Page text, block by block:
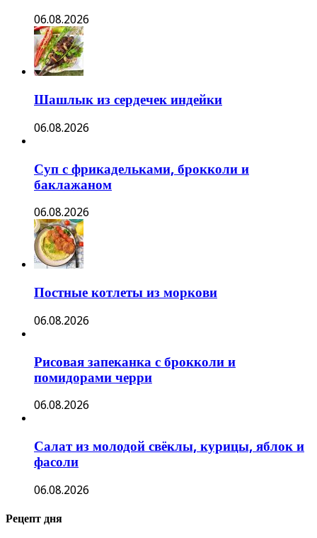
06.08.2026
Шашлык из сердечек индейки
06.08.2026
Суп с фрикадельками, брокколи и
баклажаном
06.08.2026
Постные котлеты из моркови
06.08.2026
Рисовая запеканка с брокколи и
помидорами черри
06.08.2026
Салат из молодой свёклы, курицы, яблок и
фасоли
06.08.2026
Рецепт дня